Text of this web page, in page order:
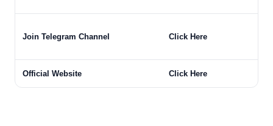
Join Telegram Channel Click Here
Official Website Click Here